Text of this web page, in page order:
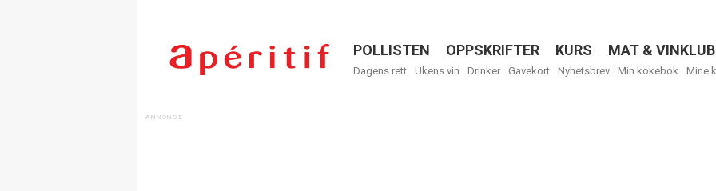
Menu
POLLISTEN OPPSKRIFTER KURS MAT &
Dagens rett Ukens vin Drinker Gavekort Nyhetsbrev Min kokebok Mine